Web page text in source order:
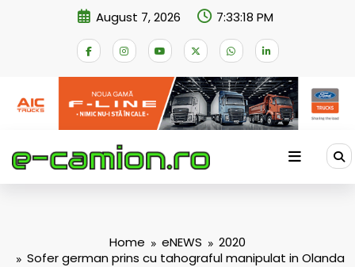
August 7, 2026 7:33:18 PM
Home eNEWS
2020
Sofer german prins cu tahograful manipulat in Olanda